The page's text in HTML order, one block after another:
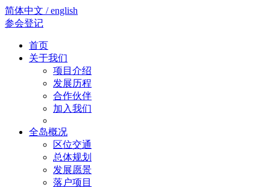
简体中文 / english
参会登记
首页
关于我们
项目介绍
发展历程
合作伙伴
加入我们
全岛概况
区位交通
总体规划
发展愿景
落户项目